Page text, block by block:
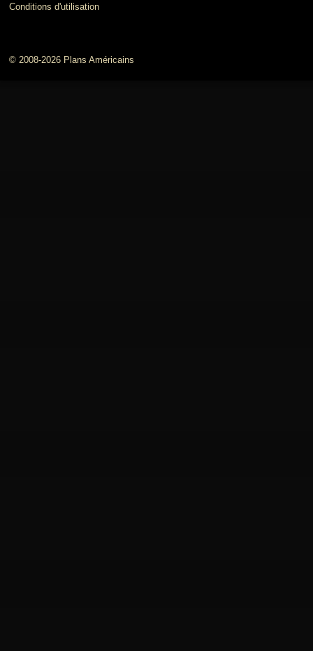
Conditions d'utilisation
© 2008-2026 Plans Américains